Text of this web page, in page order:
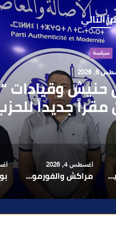
التالي
حوادث
4, 2026
العملية.. أمن
في سرقة
توقف في المنعرج الأخير؟
أغسطس 1, 2026
بوفوطا يكتب : بين صمت الحكومة وسباق الانتخابات… هل أصبحت إدارة الأزمات خارج أولويات الفاعلين السياسيين؟